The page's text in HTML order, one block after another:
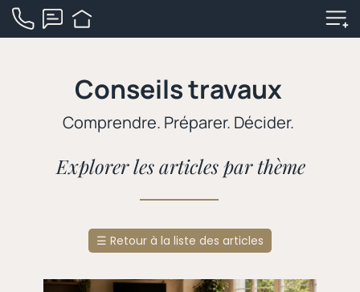
Conseils travaux
Comprendre. Préparer. Décider.
Explorer les articles par thème
☰ Retour à la liste des articles